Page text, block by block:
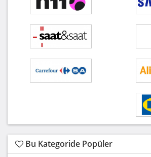
Bu Kategoride Popüler